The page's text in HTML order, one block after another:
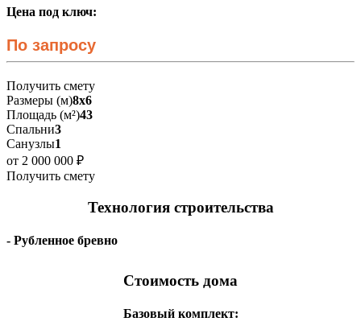
Цена под ключ:
По запросу
Получить смету
Размеры (м)8х6
Площадь (м²)43
Спальни3
Санузлы1
от 2 000 000 ₽
Получить смету
Технология строительства
- Рубленное бревно
Стоимость дома
Базовый комплект: